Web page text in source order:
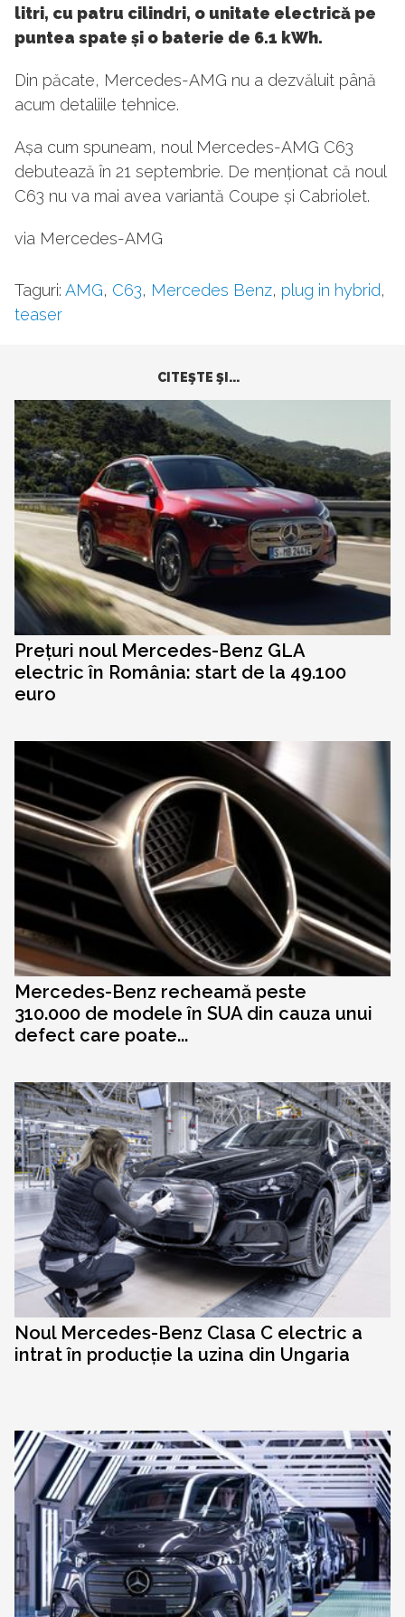
litri, cu patru cilindri, o unitate electrică pe
puntea spate și o baterie de 6.1 kWh.
Din păcate, Mercedes-AMG nu a dezvăluit până
acum detaliile tehnice.
Așa cum spuneam, noul Mercedes-AMG C63
debutează în 21 septembrie. De menționat că noul
C63 nu va mai avea variantă Coupe și Cabriolet.
via Mercedes-AMG
Taguri: AMG, C63, Mercedes Benz, plug in hybrid,
teaser
CITEŞTE ŞI...
Prețuri noul Mercedes-Benz GLA
electric în România: start de la 49.100
euro
Mercedes-Benz recheamă peste
310.000 de modele în SUA din cauza unui
defect care poate...
Noul Mercedes-Benz Clasa C electric a
intrat în producție la uzina din Ungaria